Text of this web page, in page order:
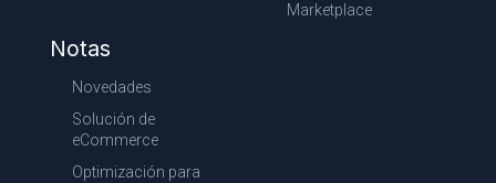
Marketplace
Notas
Novedades
Solución de
eCommerce
Optimización para